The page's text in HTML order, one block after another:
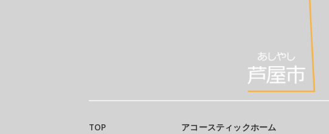
TOP
アコースティックホーム